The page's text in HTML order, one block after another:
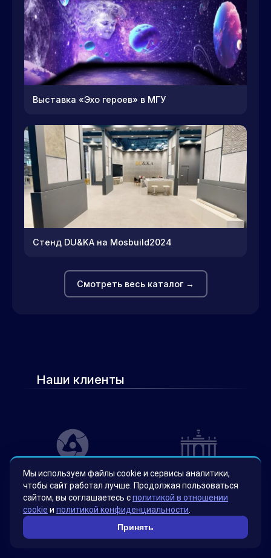
Выставка «Эхо героев» в МГУ
Стенд DU&KA на Mosbuild2024
Смотреть весь каталог →
Наши клиенты
Мы используем файлы cookie и сервисы аналитики,
чтобы сайт работал лучше. Продолжая пользоваться
сайтом, вы соглашаетесь сполитикой в отношении
cookie и политикой конфиденциальности
Принять